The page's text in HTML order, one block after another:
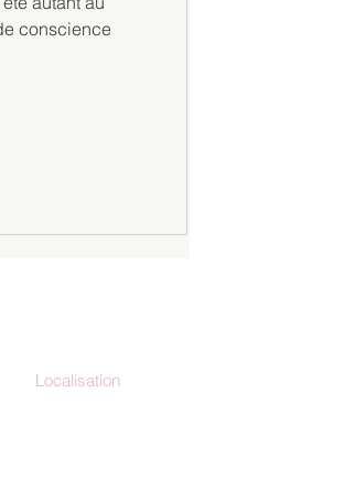
conscience
Localisation